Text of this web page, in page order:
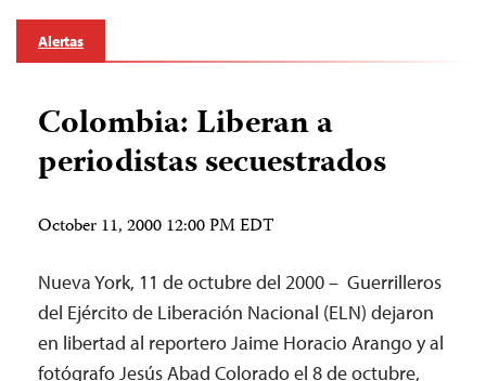
Alertas
Colombia: Liberan a
periodistas secuestrados
October 11, 2000 12:00 PM EDT
Nueva York, 11 de octubre del 2000 – Guerrilleros
del Ejército de Liberación Nacional (ELN) dejaron
en libertad al reportero Jaime Horacio Arango y al
fotógrafo Jesús Abad Colorado el 8 de octubre,